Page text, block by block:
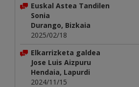
Euskal Astea Tandilen
Sonia
Durango, Bizkaia
2025/02/18
Elkarrizketa galdea
Jose Luis Aizpuru
Hendaia, Lapurdi
2024/11/15